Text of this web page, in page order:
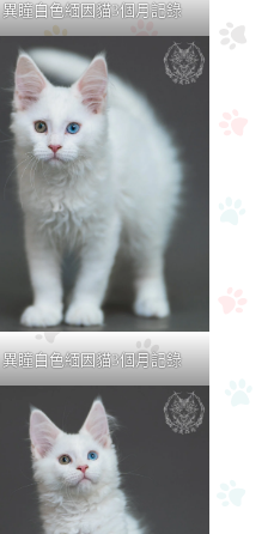
異瞳白色緬因貓3個月記錄
異瞳白色緬因貓3個月記錄